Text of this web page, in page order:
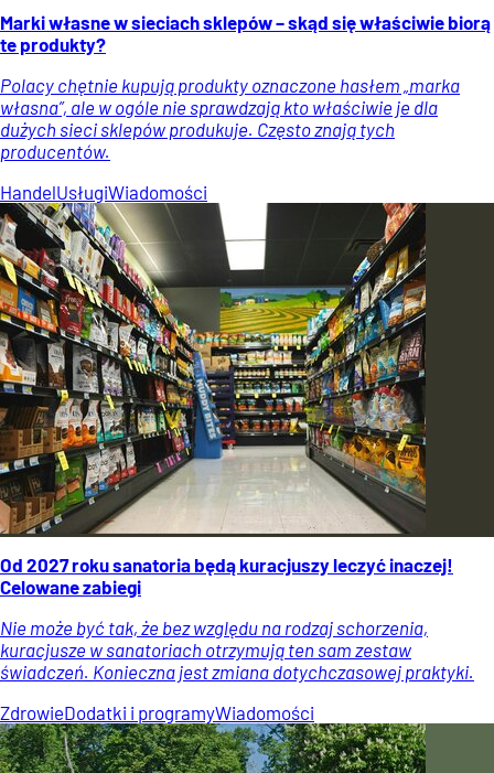
Marki własne w sieciach sklepów – skąd się właściwie biorą
te produkty?
Polacy chętnie kupują produkty oznaczone hasłem „marka
własna”, ale w ogóle nie sprawdzają kto właściwie je dla
dużych sieci sklepów produkuje. Często znają tych
producentów.
HandelUsługiWiadomości
Od 2027 roku sanatoria będą kuracjuszy leczyć inaczej!
Celowane zabiegi
Nie może być tak, że bez względu na rodzaj schorzenia,
kuracjusze w sanatoriach otrzymują ten sam zestaw
świadczeń. Konieczna jest zmiana dotychczasowej praktyki.
ZdrowieDodatki i programyWiadomości